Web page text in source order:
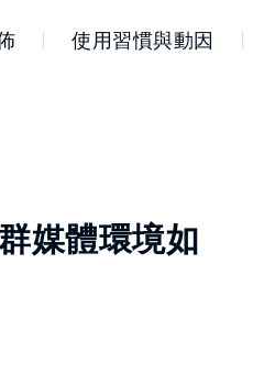
使用習慣與動因
媒體環境如